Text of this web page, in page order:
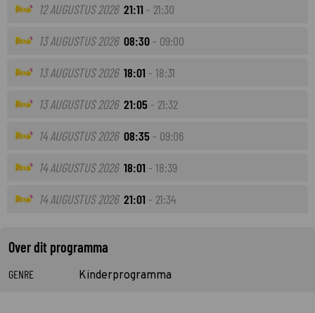
12 AUGUSTUS 2026 21:11 - 21:30
13 AUGUSTUS 2026 08:30 - 09:00
13 AUGUSTUS 2026 18:01 - 18:31
13 AUGUSTUS 2026 21:05 - 21:32
14 AUGUSTUS 2026 08:35 - 09:06
14 AUGUSTUS 2026 18:01 - 18:39
14 AUGUSTUS 2026 21:01 - 21:34
Over dit programma
GENRE Kinderprogramma